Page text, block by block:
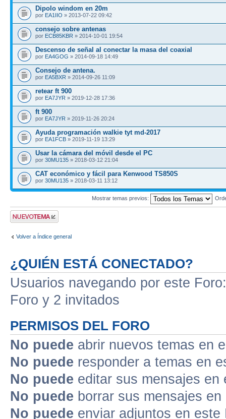
Dipolo windom en 20m
por EA1IIO » 2013-07-22 09:42
consejo sobre antenas
por ECB85KBR » 2014-10-01 19:54
Descenso de señal al conectar la masa del coaxial
por EA4GOG » 2014-09-18 14:49
Consejo de antena.
por EA5BXR » 2014-09-26 11:09
retear ft 900
por EA7JYR » 2019-12-28 17:36
ft 900
por EA7JYR » 2019-11-26 20:24
Ayuda programación walkie tyt md-2017
por EA1FCB » 2019-11-19 13:29
Usar la cámara del móvil desde el PC
por 30MU135 » 2018-03-12 21:04
CAT económico y fácil para Kenwood TS850S
por 30MU135 » 2018-03-11 13:12
Mostrar temas previos:
Publicar un nuevo
tema
Volver a Índice general
¿QUIÉN ESTÁ CONECTADO?
Usuarios navegando por este
Foro y 2 invitados
PERMISOS DEL FORO
No puede abrir nuevos temas en
No puede responder a temas en
No puede editar sus mensajes en
No puede borrar sus mensajes
No puede enviar adjuntos en este